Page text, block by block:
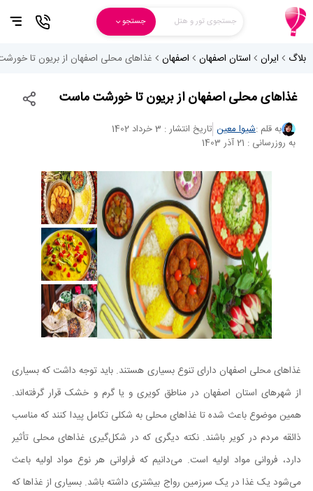
جستجوی تور و هتل جستجو
بلاگ ایران استان اصفهان اصفهان غذاهای محلی اصفهان از بریون تا
غذاهای محلی اصفهان از بریون تا خورشت ماست
به قلم :شیوا معین تاریخ انتشار : 3 خرداد 1402
به روزرسانی : 21 آذر 1403
غذاهای محلی اصفهان دارای تنوع بسیاری هستند. باید توجه داشت که بسیاری
از شهر‌های استان اصفهان در مناطق کویری و یا گرم و خشک قرار گرفته‌اند.
همین موضوع باعث شده تا غذاهای محلی به شکلی تکامل پیدا کنند که مناسب
ذائقه مردم در کویر باشند. نکته دیگری که در شکل‌گیری غذاهای محلی تأثیر
دارد، فروانی مواد اولیه است. می‌دانیم که فراوانی هر نوع مواد اولیه باعث
می‌شود یک غذا در یک سرزمین رواج بیشتری داشته باشد. بسیاری از غذاها که